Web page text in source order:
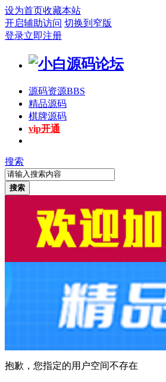
设为首页收藏本站
开启辅助访问 切换到窄版
登录立即注册
源码资源BBS
精品源码
棋牌源码
vip开通
搜索
搜索
抱歉，您指定的用户空间不存在